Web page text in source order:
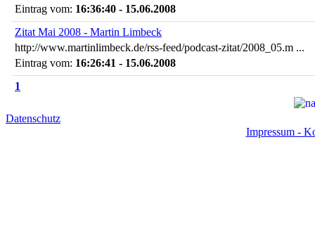
Eintrag vom: 16:36:40 - 15.06.2008
Zitat Mai 2008 - Martin Limbeck
http://www.martinlimbeck.de/rss-feed/podcast-zitat/2008_05.m ...
Eintrag vom: 16:26:41 - 15.06.2008
1
Datenschutz
Impressum -